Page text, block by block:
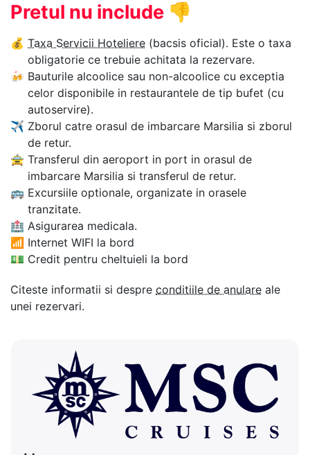
Pretul nu include 👎
💰 Taxa Servicii Hoteliere (bacsis oficial). Este o taxa
obligatorie ce trebuie achitata la rezervare.
🍻 Bauturile alcoolice sau non-alcoolice cu exceptia
celor disponibile in restaurantele de tip bufet (cu
autoservire).
✈ Zborul catre orasul de imbarcare Marsilia si zborul
de retur.
🚖 Transferul din aeroport in port in orasul de
imbarcare Marsilia si transferul de retur.
🚌 Excursiile optionale, organizate in orasele
tranzitate.
🏥 Asigurarea medicala.
📶 Internet WIFI la bord
💵 Credit pentru cheltuieli la bord
Citeste informatii si despre conditiile de anulare ale
unei rezervari.